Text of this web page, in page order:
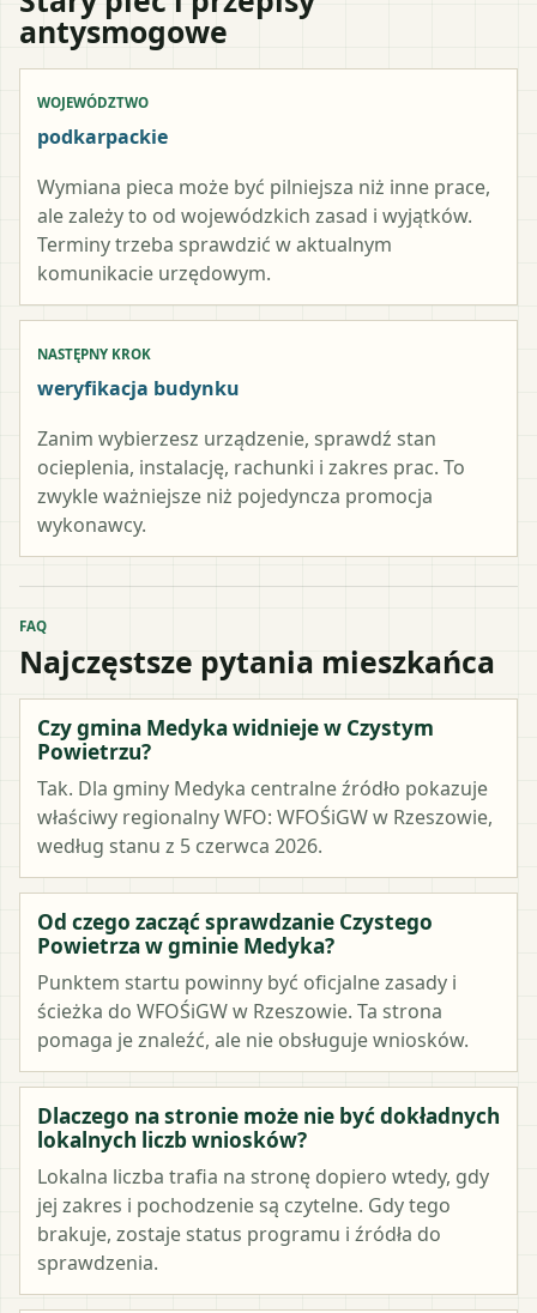
antysmogowe
WOJEWÓDZTWO
podkarpackie
Wymiana pieca może być pilniejsza niż inne prace,
ale zależy to od wojewódzkich zasad i wyjątków.
Terminy trzeba sprawdzić w aktualnym
komunikacie urzędowym.
NASTĘPNY KROK
weryfikacja budynku
Zanim wybierzesz urządzenie, sprawdź stan
ocieplenia, instalację, rachunki i zakres prac. To
zwykle ważniejsze niż pojedyncza promocja
wykonawcy.
FAQ
Najczęstsze pytania mieszkańca
Czy gmina Medyka widnieje w Czystym
Powietrzu?
Tak. Dla gminy Medyka centralne źródło pokazuje
właściwy regionalny WFO: WFOŚiGW w Rzeszowie,
według stanu z 5 czerwca 2026.
Od czego zacząć sprawdzanie Czystego
Powietrza w gminie Medyka?
Punktem startu powinny być oficjalne zasady i
ścieżka do WFOŚiGW w Rzeszowie. Ta strona
pomaga je znaleźć, ale nie obsługuje wniosków.
Dlaczego na stronie może nie być dokładnych
lokalnych liczb wniosków?
Lokalna liczba trafia na stronę dopiero wtedy, gdy
jej zakres i pochodzenie są czytelne. Gdy tego
brakuje, zostaje status programu i źródła do
sprawdzenia.